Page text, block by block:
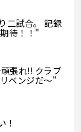
二試合。 記録
待！！"
張れ!! クラブ
ベンジだ〜"
！